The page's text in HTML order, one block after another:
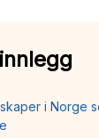
i Norge